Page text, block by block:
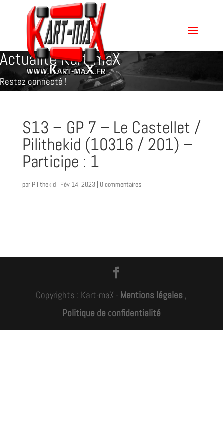
Actualité Kart-maX
Restez connecté !
S13 – GP 7 – Le Castellet /
Pilithekid (10316 / 201) –
Participe : 1
par Pilithekid| Fév 14, 2023| 0 commentaires
Copyrights : Kart-maX - Mentions légales ,
Politique de confidentialité